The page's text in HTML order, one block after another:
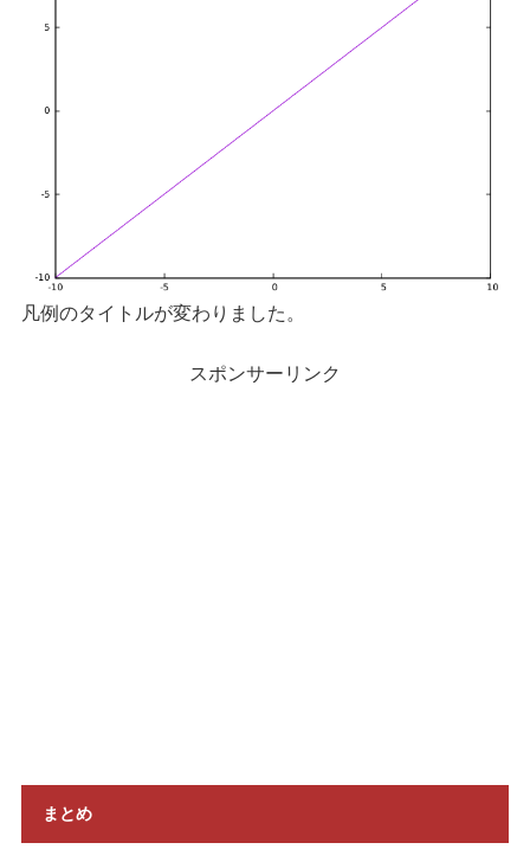
凡例のタイトルが変わりました。
スポンサーリンク
まとめ